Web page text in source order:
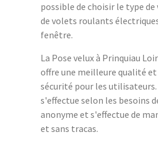
possible de choisir le type
de volets roulants
fenêtre.
La Pose velux à Prinquiau
offre une meilleure qualité et
sécurité pour les
s'effectue selon les besoins
anonyme et s'effectue de
et sans tracas.